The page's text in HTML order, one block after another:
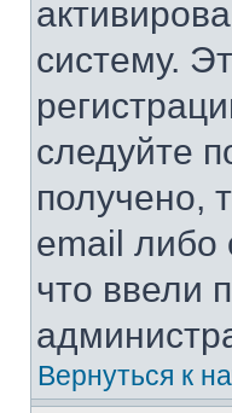
систему.
следуйте
получено,
email либо
что ввели
Вернуться к